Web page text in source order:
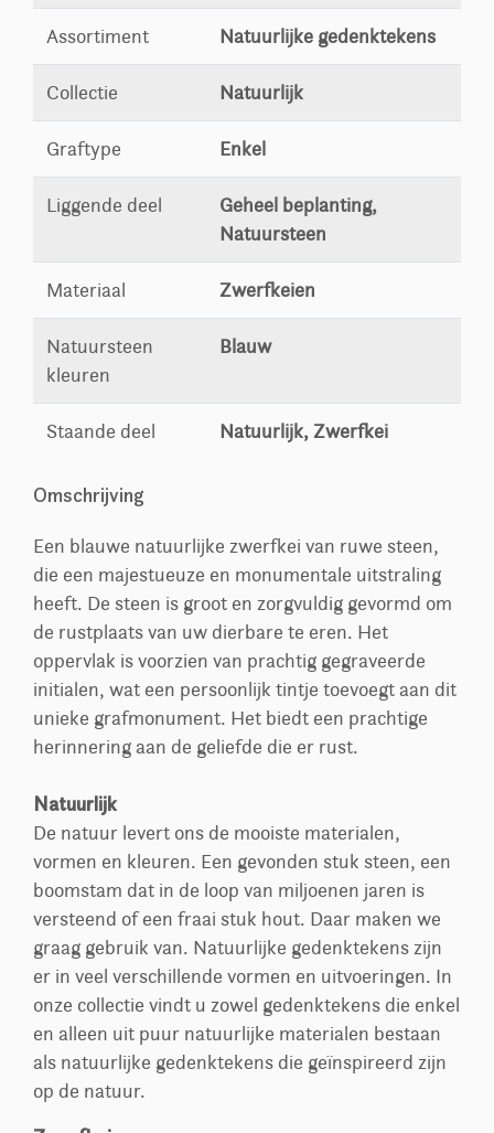
Assortiment Natuurlijke gedenktekens
Collectie Natuurlijk
Graftype Enkel
Liggende deel
Geheel beplanting,
Natuursteen
Materiaal Zwerfkeien
Natuursteen
kleuren
Blauw
Staande deel Natuurlijk, Zwerfkei
Omschrijving
Een blauwe natuurlijke zwerfkei van ruwe steen,
die een majestueuze en monumentale uitstraling
heeft. De steen is groot en zorgvuldig gevormd om
de rustplaats van uw dierbare te eren. Het
oppervlak is voorzien van prachtig gegraveerde
initialen, wat een persoonlijk tintje toevoegt aan dit
unieke grafmonument. Het biedt een prachtige
herinnering aan de geliefde die er rust.
Natuurlijk
De natuur levert ons de mooiste materialen,
vormen en kleuren. Een gevonden stuk steen, een
boomstam dat in de loop van miljoenen jaren is
versteend of een fraai stuk hout. Daar maken we
graag gebruik van. Natuurlijke gedenktekens zijn
er in veel verschillende vormen en uitvoeringen. In
onze collectie vindt u zowel gedenktekens die enkel
en alleen uit puur natuurlijke materialen bestaan
als natuurlijke gedenktekens die geïnspireerd zijn
op de natuur.